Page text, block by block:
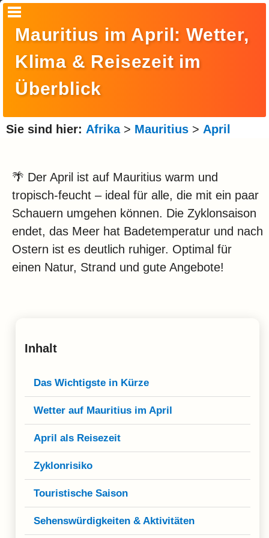
Amerika
Asien
Ozeanien
Arktis
Reisemonat
Klima
Mauritius im April: Wetter,
Klima & Reisezeit im
Überblick
Sie sind hier: Afrika> Mauritius > April
🌴 Der April ist auf Mauritius warm und
tropisch-feucht – ideal für alle, die mit ein paar
Schauern umgehen können. Die Zyklonsaison
endet, das Meer hat Badetemperatur und nach
Ostern ist es deutlich ruhiger. Optimal für
einen Natur, Strand und gute Angebote!
Inhalt
Das Wichtigste in Kürze
Wetter auf Mauritius im April
April als Reisezeit
Zyklonrisiko
Touristische Saison
Sehenswürdigkeiten & Aktivitäten